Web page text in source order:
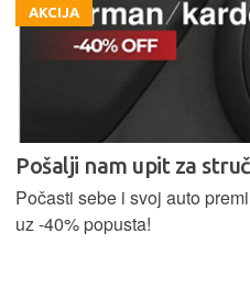
AKCIJA
Pošalji nam upit za
Počasti sebe i svoj auto
uz -40% popusta!